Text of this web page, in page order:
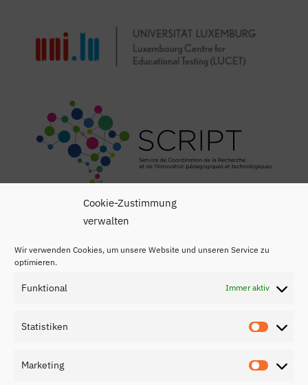
Cookie-Zustimmung
verwalten
Wir verwenden Cookies, um unsere Website und unseren Service zu
optimieren.
Funktional Immer aktiv
Statistiken
Marketing
Datenschutzerklärung